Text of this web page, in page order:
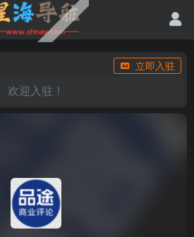
立即入驻
欢迎入驻！